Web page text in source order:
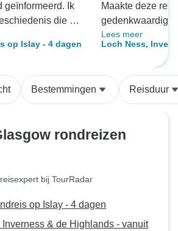
geïnformeerd. Ik
die hij
terwijl we
Ik hou van de
Islay konden
de tour goed was
het tempo van
logement
de meest
ik zou hier in
deze of een
absoluut nog
op Islay - 4 dagen
Maakte deze reis
gedenkwaardig
weer. Ze is ook
chauffeur.
Lees meer
Loch Ness,
- vanuit
Bestemmingen Reisduur
rondreizen
bij TourRadar
op Islay - 4 dagen
Inverness & de Highlands - vanuit